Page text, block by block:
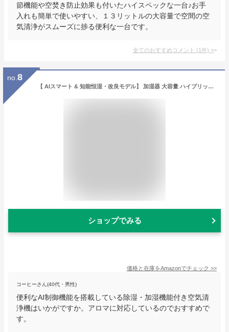
節機能や空焚き防止効果も付いたハイスペックな一台♪お手
入れも簡単で使いやすい、１３リットルの大容量で空間の空
気清浄がスムーズに捗る便利な一台です。
全てのおすすめコメント (1件) >
no. 8
【 AIスマート & 知能恒湿・改良モデル】 加湿器 大容量 ハイブリッド式 9L AI湿度調整 加熱式加湿器 超音波 タワー型 アロマ対応 静音 省エネ 4重除菌 マイナスイオン 空気清浄 銀イオン抗菌素材 次亜塩素酸水対応 6段階加湿量調節 吹出口360°調整 上から注水 水漏れ防止 乾燥防止 タイマー リビング/寝室/オフィス/会社用 リモコン付き 取扱説明書付き (ホワイト)
ショップでみる
価格と在庫をAmazonでチェック >>
コーヒーさん(40代・男性)
便利なAI制御機能を搭載している除湿・加湿機能付き空気清
浄機はいかがですか。アロマに対応しているのでおすすめで
す。